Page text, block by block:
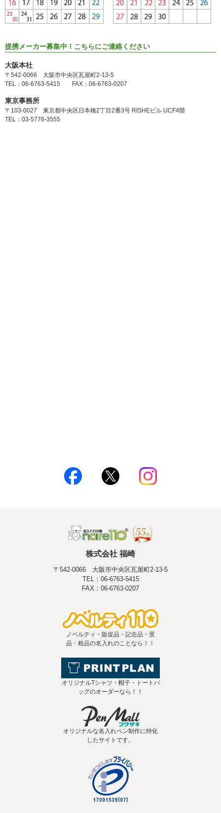
提携メーカー募集中！こちらにご連絡ください
大阪本社
〒542-0066 大阪市中央区瓦屋町2-13-5
TEL：06-6763-5415 FAX：06-6763-0207
東京事務所
〒103-0027 東京都中央区日本橋2丁目2番3号 RISHEビル UCF4階
TEL：03-5776-3555
株式会社 福崎
〒542-0066 大阪市中央区瓦屋町2-13-5
TEL：06-6763-5415
FAX：06-6763-0207
ノベルティ・販促品・記念品・景
品・粗品の名入れのことなら！！
オリジナルTシャツ・帽子・トートバ
ッグのオーダーなら！！
オリジナルな名入れペン制作に特化
したサイトです。